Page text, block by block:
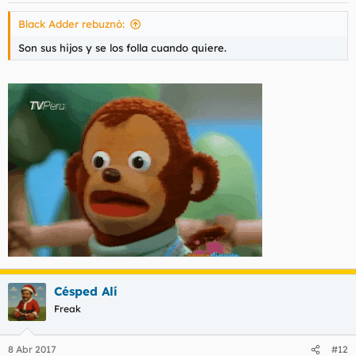
Black Adder rebuznó:
Son sus hijos y se los folla cuando quiere.
Césped Alí
Freak
8 Abr 2017 #12